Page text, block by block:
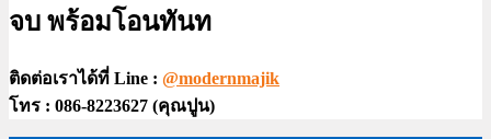
จบ พร้อมโอนทันท
ติดต่อเราได้ที่ Line : @modernmajik
โทร : 086-8223627 (คุณปูน)